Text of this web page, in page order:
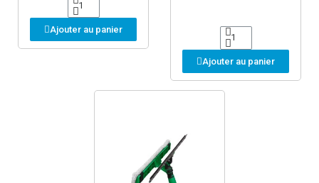
Ajouter au panier
Ajouter au panier